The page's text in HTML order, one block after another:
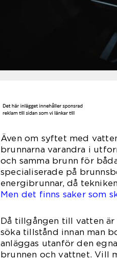
Även om syftet med
brunnarna varandra i
och samma brunn för
specialiserade på
energibrunnar, då
Men det finns saker som
Då tillgången till vatten
söka tillstånd innan man
anläggas utanför den
brunnen och vattnet. Vill